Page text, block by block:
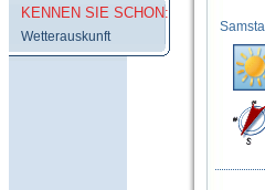
KENNEN SIE SCHON:
Wetterauskunft